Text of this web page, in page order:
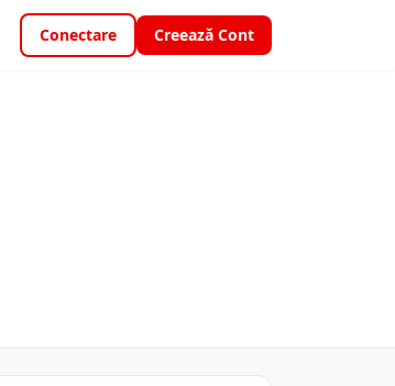
Conectare Creează Cont